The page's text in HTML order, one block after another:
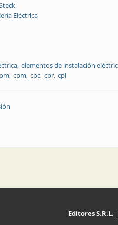
Steck
Eléctrica
elementos de instalación
pm cpm cpc cpr cpl
Editores S.R.L.